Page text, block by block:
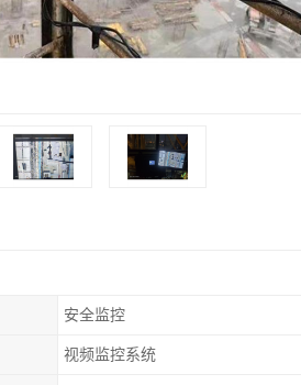
安全监控
视频监控系统